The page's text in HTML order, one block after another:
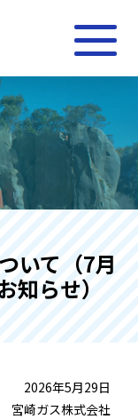
いて（7月
らせ）
2026年5月29日
宮崎ガス株式会社